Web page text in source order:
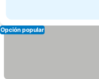
Opción popular